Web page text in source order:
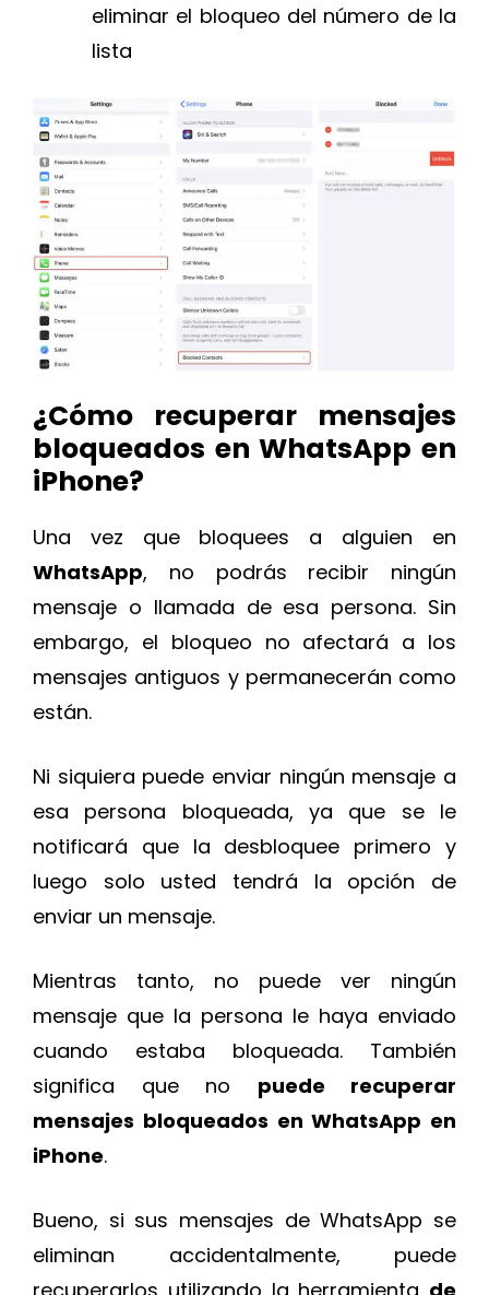
eliminar el bloqueo del número de la
lista
¿Cómo recuperar mensajes
bloqueados en WhatsApp en
iPhone?
Una vez que bloquees a alguien en
WhatsApp, no podrás recibir ningún
mensaje o llamada de esa persona. Sin
embargo, el bloqueo no afectará a los
mensajes antiguos y permanecerán como
están.
Ni siquiera puede enviar ningún mensaje a
esa persona bloqueada, ya que se le
notificará que la desbloquee primero y
luego solo usted tendrá la opción de
enviar un mensaje.
Mientras tanto, no puede ver ningún
mensaje que la persona le haya enviado
cuando estaba bloqueada. También
significa que no puede recuperar
mensajes bloqueados en WhatsApp en
iPhone.
Bueno, si sus mensajes de WhatsApp se
eliminan accidentalmente, puede